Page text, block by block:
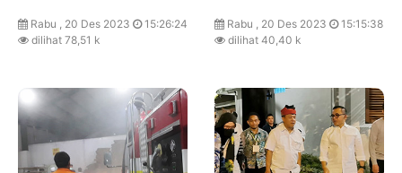
Rabu , 20 Des 2023
15:26:24
dilihat 78,51 k
Rabu , 20 Des 2023
15:15:38
dilihat 40,40 k